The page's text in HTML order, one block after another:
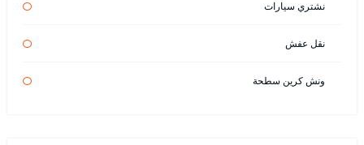
نشتري سيارات
نقل عفش
ونش كرين سطحة